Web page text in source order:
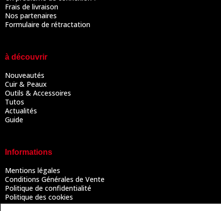
Frais de livraison
Nos partenaires
Formulaire de rétractation
à découvrir
Nouveautés
Cuir & Peaux
Outils & Accessoires
Tutos
Actualités
Guide
Informations
Mentions légales
Conditions Générales de Vente
Politique de confidentialité
Politique des cookies
Contactez-nous